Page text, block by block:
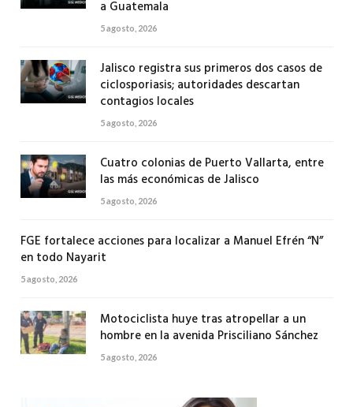
a Guatemala
5 agosto, 2026
Jalisco registra sus primeros dos casos de
ciclosporiasis; autoridades descartan
contagios locales
5 agosto, 2026
Cuatro colonias de Puerto Vallarta, entre
las más económicas de Jalisco
5 agosto, 2026
FGE fortalece acciones para localizar a Manuel Efrén “N”
en todo Nayarit
5 agosto, 2026
Motociclista huye tras atropellar a un
hombre en la avenida Prisciliano Sánchez
5 agosto, 2026